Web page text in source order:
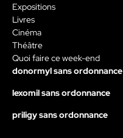
Expositions
Livres
Cinéma
Théâtre
Quoi faire ce week-end
donormyl sans ordonnance
lexomil sans ordonnance
priligy sans ordonnance